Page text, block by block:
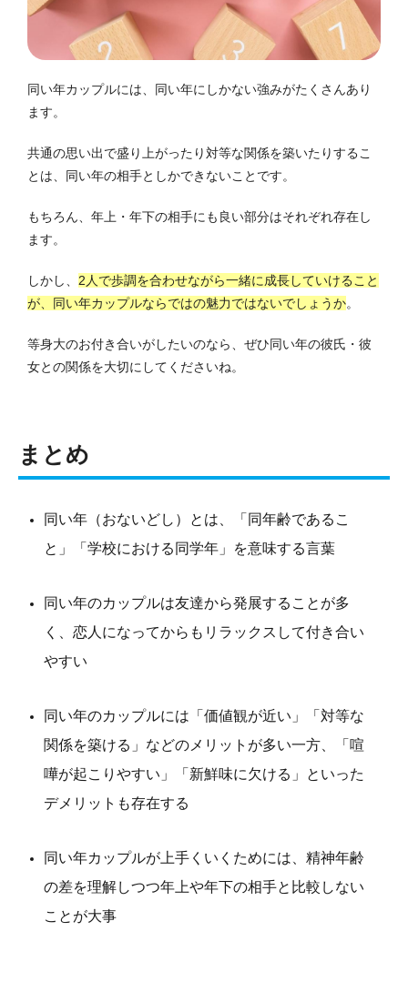
同い年カップルには、同い年にしかない強みがたくさんあり
ます。
共通の思い出で盛り上がったり対等な関係を築いたりするこ
とは、同い年の相手としかできないことです。
もちろん、年上・年下の相手にも良い部分はそれぞれ存在し
ます。
しかし、 2人で歩調を合わせながら一緒に成長していけること
が、同い年カップルならではの魅力ではないでしょうか。
等身大のお付き合いがしたいのなら、ぜひ同い年の彼氏・彼
女との関係を大切にしてくださいね。
まとめ
同い年（おないどし）とは、「同年齢であるこ
と」「学校における同学年」を意味する言葉
同い年のカップルは友達から発展することが多
く、恋人になってからもリラックスして付き合い
やすい
同い年のカップルには「価値観が近い」「対等な
関係を築ける」などのメリットが多い一方、「喧
嘩が起こりやすい」「新鮮味に欠ける」といった
デメリットも存在する
同い年カップルが上手くいくためには、精神年齢
の差を理解しつつ年上や年下の相手と比較しない
ことが大事